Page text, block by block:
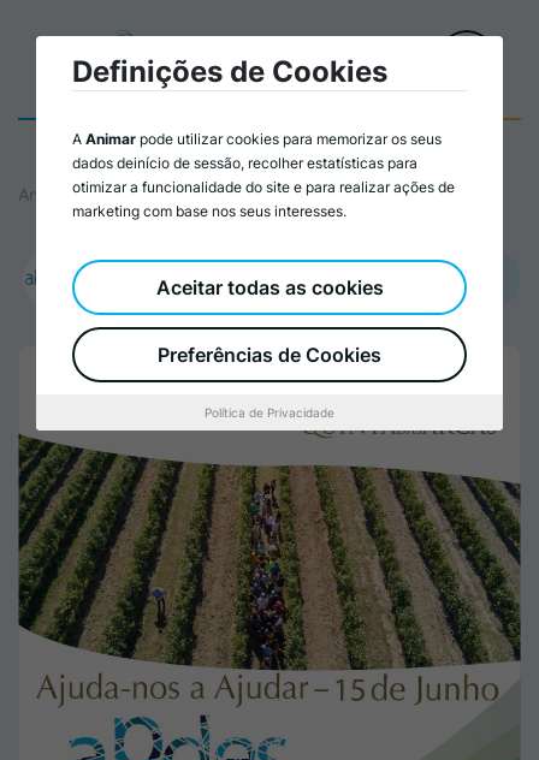
Animar
Promovido por:
APDES – Agência Piaget para o Desenvolvimento
Definições de Cookies
A Animar pode utilizar cookies para memorizar os seus
dados deinício de sessão, recolher estatísticas para
otimizar a funcionalidade do site e para realizar ações de
marketing com base nos seus interesses.
Preferências de Cookies
Aceitar todas as cookies
Política de Privacidade